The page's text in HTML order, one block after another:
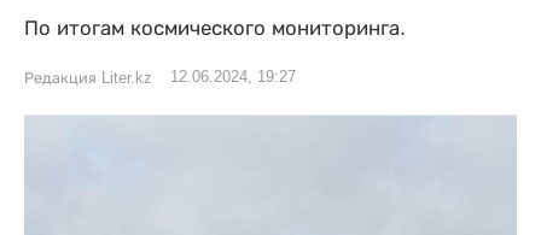
По итогам космического мониторинга.
Редакция Liter.kz 12.06.2024, 19:27